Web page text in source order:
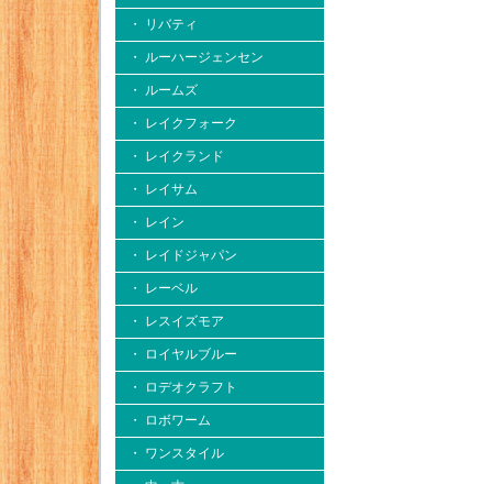
・ リバティ
・ ルーハージェンセン
・ ルームズ
・ レイクフォーク
・ レイクランド
・ レイサム
・ レイン
・ レイドジャパン
・ レーベル
・ レスイズモア
・ ロイヤルブルー
・ ロデオクラフト
・ ロボワーム
・ ワンスタイル